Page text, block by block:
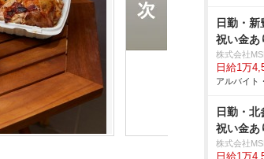
日勤・
祝い金あ
株式会社
日給1万
アルバイト
日勤・
祝い金あ
株式会社
日給1万